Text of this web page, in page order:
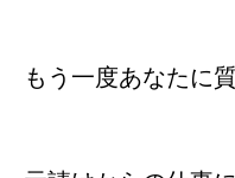
もう一度あなたに